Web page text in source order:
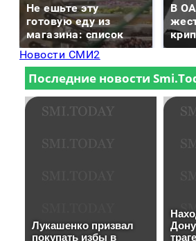
Не ешьте эту
готовую еду из
магазина: список
В
Новости СМИ2